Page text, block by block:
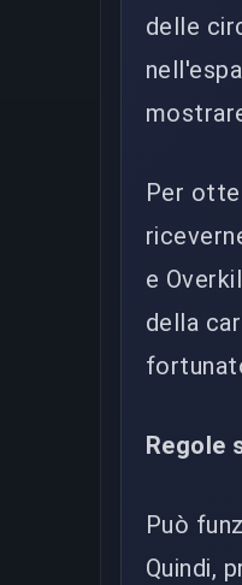
delle
Per
e
della
Regole
Può
Quindi,